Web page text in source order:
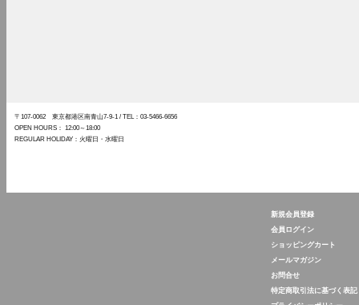
〒107-0062 東京都港区南青山7-9-1 / TEL：03-5466-6656
OPEN HOURS： 12:00～18:00
REGULAR HOLIDAY：火曜日・水曜日
新規会員登録
会員ログイン
ショッピングカート
メールマガジン
お問合せ
特定商取引法に基づく表記